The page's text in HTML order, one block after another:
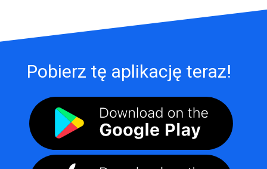
Pobierz tę aplikację teraz!